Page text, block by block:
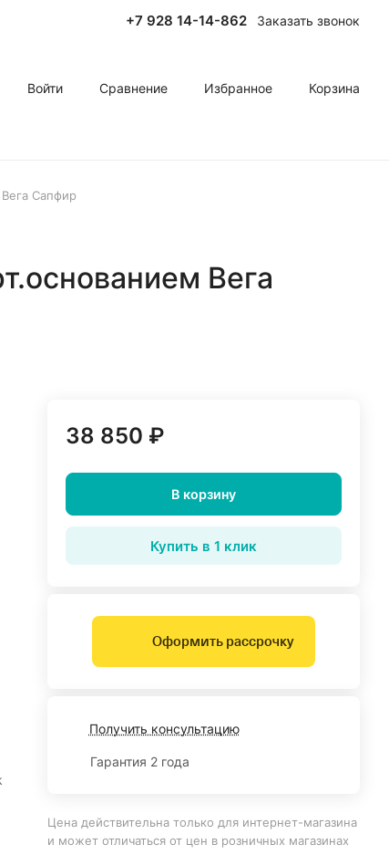
+7 928 14-14-862 Заказать звонок
Войти Сравнение Избранное Корзина
Сапфир
Вега
38 850 ₽
В корзину
Купить в 1 клик
Оформить рассрочку
Получить консультацию
Гарантия 2 года
Цена действительна только для интернет-магазина
и может отличаться от цен в розничных магазинах